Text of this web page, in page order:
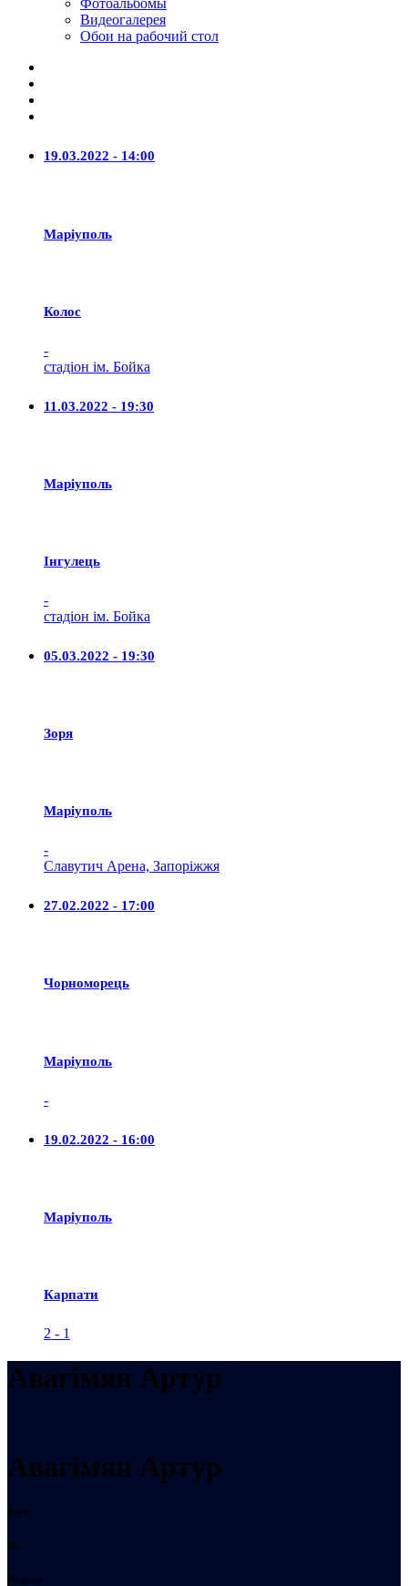
Фотоальбомы
Видеогалерея
Обои на рабочий стол
19.03.2022 - 14:00
Маріуполь
Колос
-
стадіон ім. Бойка
11.03.2022 - 19:30
Маріуполь
Iнгулець
-
стадіон ім. Бойка
05.03.2022 - 19:30
Зоря
Маріуполь
-
Славутич Арена, Запоріжжя
27.02.2022 - 17:00
Чорноморець
Маріуполь
-
19.02.2022 - 16:00
Маріуполь
Карпати
2 - 1
Авагімян Артур
Авагімян Артур
Рост:
Вес:
Возраст